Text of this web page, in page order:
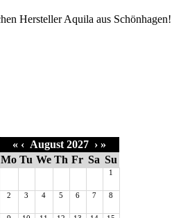
« ‹August 2027 › »
Mo Tu We Th Fr Sa Su
1
2 3 4 5 6 7 8